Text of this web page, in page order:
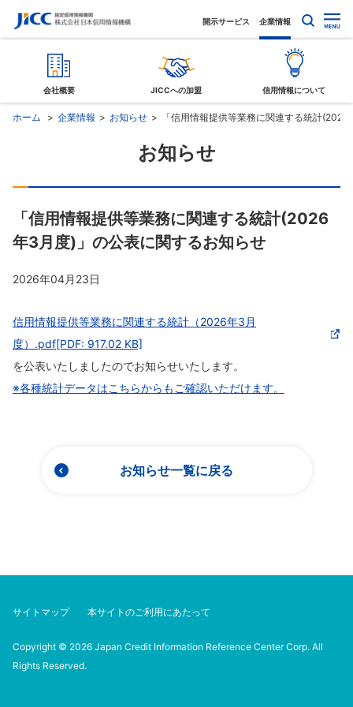
開示サービス 企業情報
会社概要 JICCへの加盟 信用情報について
ホーム 企業情報 お知らせ 「信用情報提供等業務に関連する統計
お知らせ
「信用情報提供等業務に関連する統計(2026
年3月度)」の公表に関するお知らせ
2026年04月23日
信用情報提供等業務に関連する統計（2026年3月
度）.pdf[PDF: 917.02 KB]
を公表いたしましたのでお知らせいたします。
※各種統計データはこちらからもご確認いただけます。
お知らせ一覧に戻る
サイトマップ 本サイトのご利用にあたって
Copyright © 2026 Japan Credit Information Reference Center Corp. All
Rights Reserved.